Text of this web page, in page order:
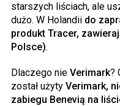
starszych liściach, ale
dużo. W Holandii do
produkt Tracer,
Polsce).
Dlaczego nie Verimark?
został użyty Verimark,
zabiegu Benevią na